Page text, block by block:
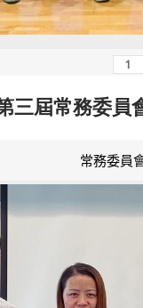
三屆常務委
常務委員